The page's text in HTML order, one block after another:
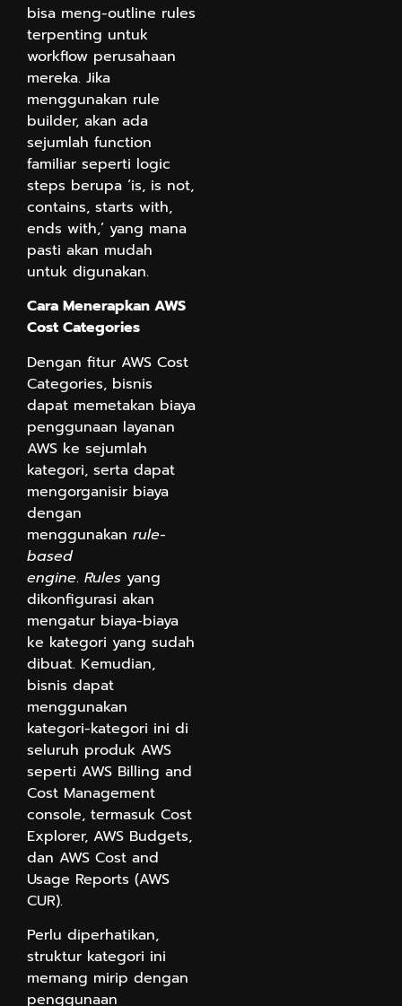
bisa meng-outline rules
terpenting untuk
workflow perusahaan
mereka. Jika
menggunakan rule
builder, akan ada
sejumlah function
familiar seperti logic
steps berupa ‘is, is not,
contains, starts with,
ends with,’ yang mana
pasti akan mudah
untuk digunakan.
Cara Menerapkan AWS
Cost Categories
Dengan fitur AWS Cost
Categories, bisnis
dapat memetakan biaya
penggunaan layanan
AWS ke sejumlah
kategori, serta dapat
mengorganisir biaya
dengan
menggunakan rule-
based
engine. Rules yang
dikonfigurasi akan
mengatur biaya-biaya
ke kategori yang sudah
dibuat. Kemudian,
bisnis dapat
menggunakan
kategori-kategori ini di
seluruh produk AWS
seperti AWS Billing and
Cost Management
console, termasuk Cost
Explorer, AWS Budgets,
dan AWS Cost and
Usage Reports (AWS
CUR).
Perlu diperhatikan,
struktur kategori ini
memang mirip dengan
penggunaan